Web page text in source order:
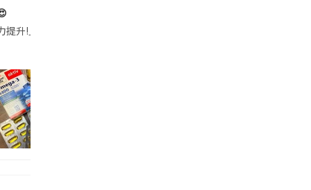
帶的行動電源機身已標示「10000mAh」，卻仍被要求當場丟
提升!｣ 長時間對住電腦､剪片寫稿,成日覺得眼睛乾澀､腦袋好似｢斷